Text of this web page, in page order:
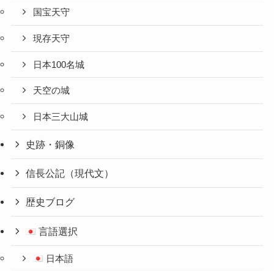
国宝天守
現存天守
日本100名城
天空の城
日本三大山城
史跡・銅像
信長公記（現代文）
歴史ブログ
言語選択
日本語